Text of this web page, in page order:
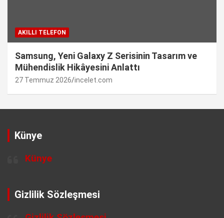
AKILLI TELEFON
Samsung, Yeni Galaxy Z Serisinin Tasarım ve
Mühendislik Hikâyesini Anlattı
27 Temmuz 2026 incelet.com
Künye
Künye
Gizlilik Sözleşmesi